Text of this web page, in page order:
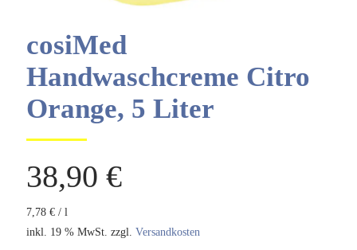
cosiMed
Handwaschcreme Citro
Orange, 5 Liter
38,90 €
7,78 € / l
inkl. 19 % MwSt. zzgl. Versandkosten